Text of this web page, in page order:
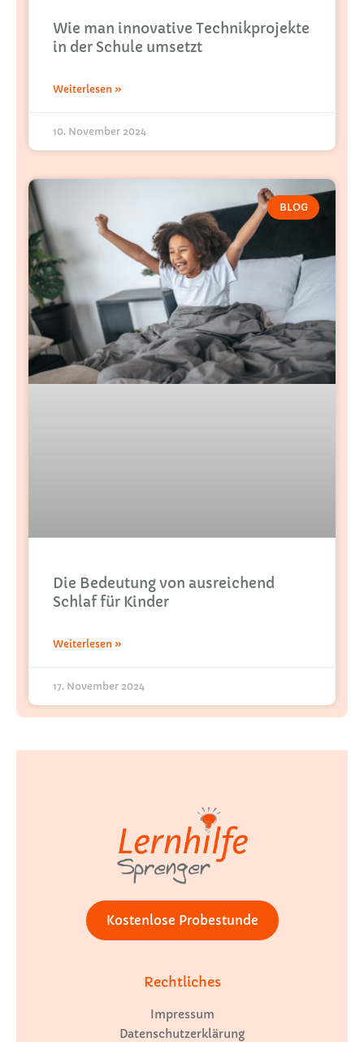
Wie man innovative Technikprojekte
in der Schule umsetzt
Weiterlesen »
10. November 2024
BLOG
Die Bedeutung von ausreichend
Schlaf für Kinder
Weiterlesen »
17. November 2024
Kostenlose Probestunde
Rechtliches
Impressum
Datenschutzerklärung